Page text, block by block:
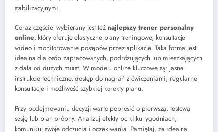
stabilizacyjnymi.
Coraz częściej wybierany jest też najlepszy trener personalny
online, który oferuje elastyczne plany treningowe, konsultacje
wideo i monitorowanie postępów przez aplikacje. Taka forma jest
idealna dla osób zapracowanych, podróżujących lub mieszkających
z dala od dużych miast. W modelu online kluczowe są: jasne
instrukcje techniczne, dostęp do nagrań z ćwiczeniami, regularne
konsultacje i możliwość szybkiej korekty planu.
Przy podejmowaniu decyzji warto poprosić o pierwszą, testową
sesję lub plan próbny. Analizuj efekty po kilku tygodniach,
komunikuj swoje odczucia i oczekiwania. Pamiętaj, że idealna